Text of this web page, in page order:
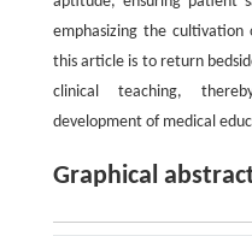
emphasizing the cultivation
this article is to return
clinical teaching,
development of medical
Graphical